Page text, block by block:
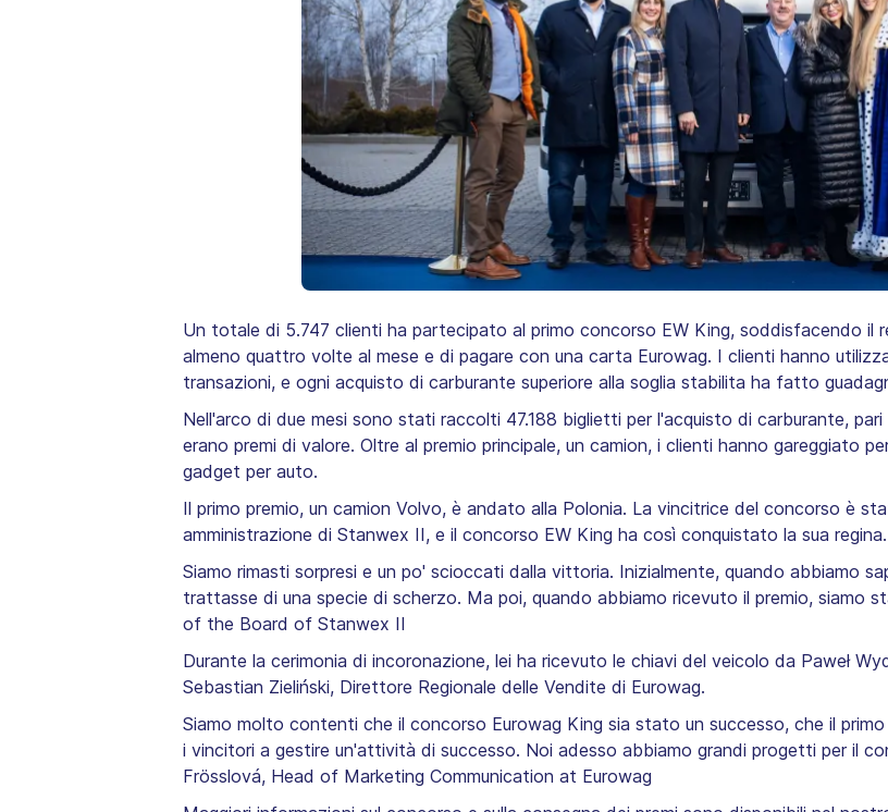
Un totale di 5.747 clienti ha partecipato al primo concorso EW King, soddisfacendo il
almeno quattro volte al mese e di pagare con una carta Eurowag. I clienti hanno
transazioni, e ogni acquisto di carburante superiore alla soglia stabilita ha fatto
Nell'arco di due mesi sono stati raccolti 47.188 biglietti per l'acquisto di carburante,
erano premi di valore. Oltre al premio principale, un camion, i clienti hanno gareggiato
gadget per auto.
Il primo premio, un camion Volvo, è andato alla Polonia. La vincitrice del concorso è
amministrazione di Stanwex II, e il concorso EW King ha così conquistato la sua regina.
Siamo rimasti sorpresi e un po' scioccati dalla vittoria. Inizialmente, quando abbiamo
trattasse di una specie di scherzo. Ma poi, quando abbiamo ricevuto il premio, siamo
of the Board of Stanwex II
Durante la cerimonia di incoronazione, lei ha ricevuto le chiavi del veicolo da Paweł
Sebastian Zieliński, Direttore Regionale delle Vendite di Eurowag.
Siamo molto contenti che il concorso Eurowag King sia stato un successo, che il
i vincitori a gestire un'attività di successo. Noi adesso abbiamo grandi progetti per il
Frösslová, Head of Marketing Communication at Eurowag